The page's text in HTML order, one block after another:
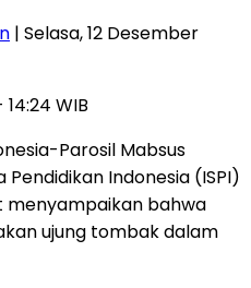
| Selasa, 12 Desember
WIB
Parosil Mabsus
Indonesia (ISPI)
menyampaikan bahwa
ujung tombak dalam